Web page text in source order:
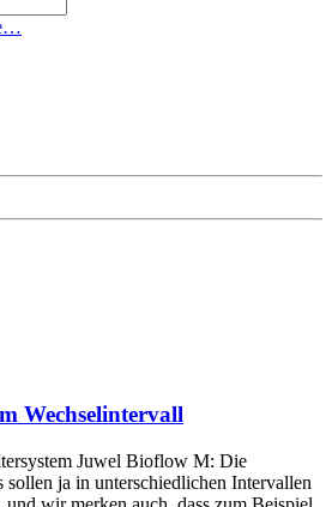
Wechselintervall
Juwel Bioflow M: Die
sollen ja in unterschiedlichen Intervallen